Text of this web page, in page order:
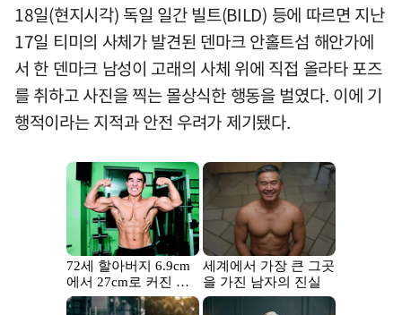
18일(현지시각) 독일 일간 빌트(BILD) 등에 따르면 지난
17일 티미의 사체가 발견된 덴마크 안홀트섬 해안가에
서 한 덴마크 남성이 고래의 사체 위에 직접 올라타 포즈
를 취하고 사진을 찍는 몰상식한 행동을 벌였다. 이에 기
행적이라는 지적과 안전 우려가 제기됐다.